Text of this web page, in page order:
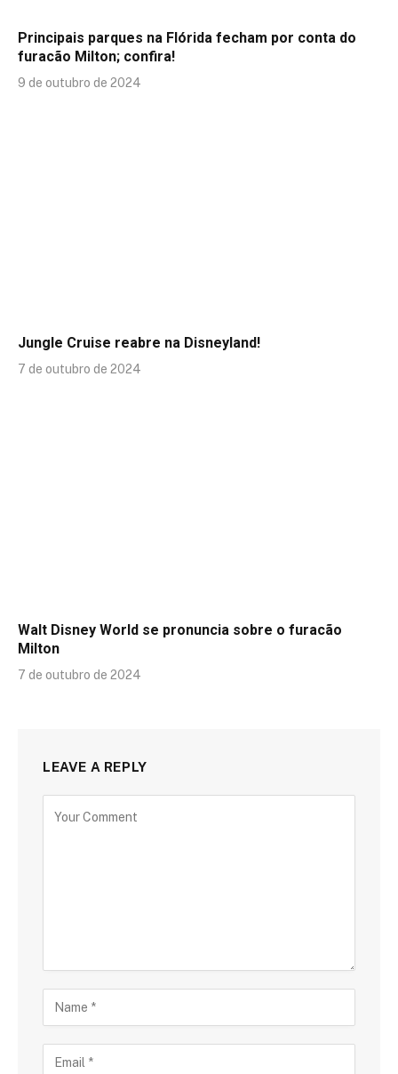
Principais parques na Flórida fecham por conta do
furacão Milton; confira!
9 de outubro de 2024
Jungle Cruise reabre na Disneyland!
7 de outubro de 2024
Walt Disney World se pronuncia sobre o furacão
Milton
7 de outubro de 2024
LEAVE A REPLY